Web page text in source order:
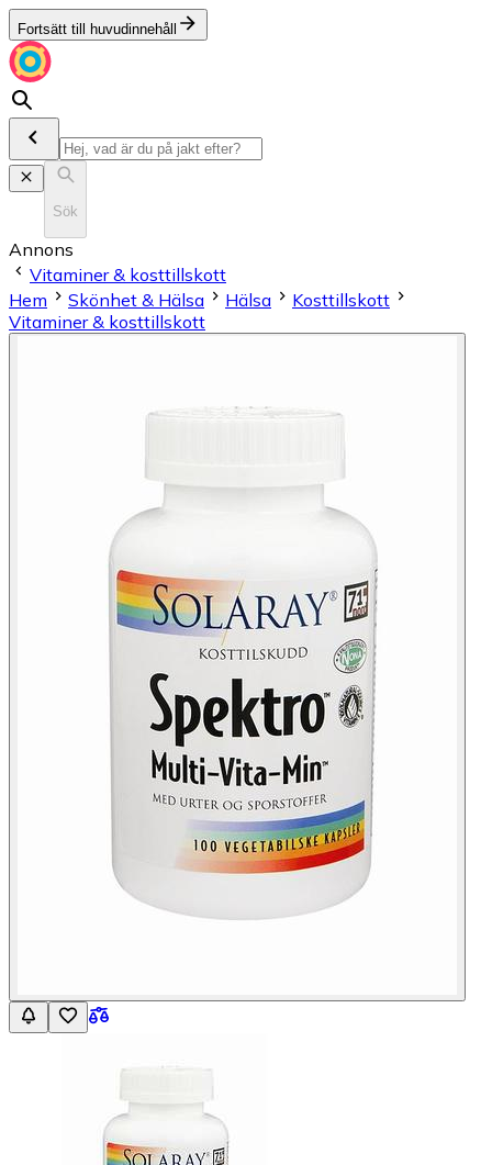
Fortsätt till huvudinnehåll
Sök
Annons
Vitaminer & kosttillskott
Hem
Skönhet & Hälsa Hälsa
Kosttillskott
Vitaminer & kosttillskott